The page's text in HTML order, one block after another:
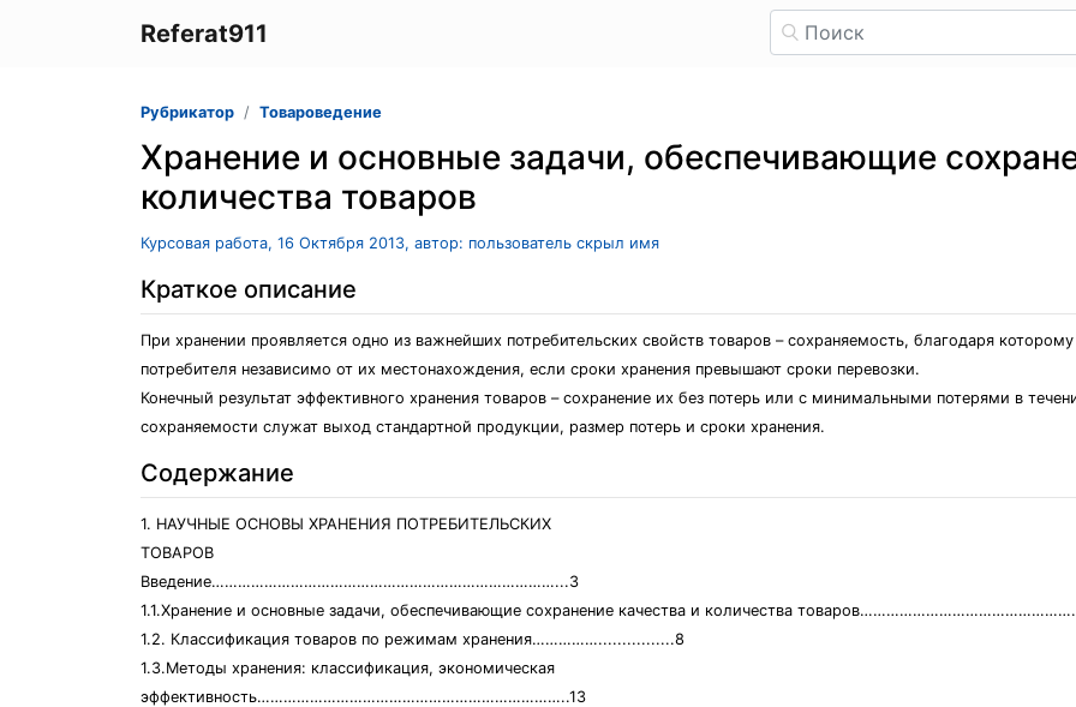
Referat911
Рубрикатор Товароведение
Хранение и основные задачи, обеспечивающие
количества товаров
Курсовая работа, 16 Октября 2013, автор: пользователь скрыл имя
Краткое описание
При хранении проявляется одно из важнейших потребительских свойств товаров – сохраняемость, благодаря
потребителя независимо от их местонахождения, если сроки хранения превышают сроки перевозки.
Конечный результат эффективного хранения товаров – сохранение их без потерь или с минимальными потерями в
сохраняемости служат выход стандартной продукции, размер потерь и сроки хранения.
Содержание
1. НАУЧНЫЕ ОСНОВЫ ХРАНЕНИЯ ПОТРЕБИТЕЛЬСКИХ
ТОВАРОВ
Введение……………………………………………………………………...3
1.1.Хранение и основные задачи, обеспечивающие сохранение качества и количества
1.2. Классификация товаров по режимам хранения……………................8
1.3.Методы хранения: классификация, экономическая
эффективность……………………………………………………………..13